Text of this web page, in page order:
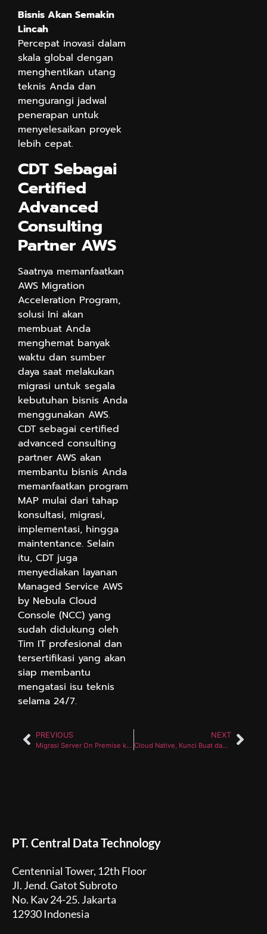
Bisnis Akan Semakin
Lincah
Percepat inovasi dalam
skala global dengan
menghentikan utang
teknis Anda dan
mengurangi jadwal
penerapan untuk
menyelesaikan proyek
lebih cepat.
CDT Sebagai
Certified
Advanced
Consulting
Partner AWS
Saatnya memanfaatkan
AWS Migration
Acceleration Program,
solusi Ini akan
membuat Anda
menghemat banyak
waktu dan sumber
daya saat melakukan
migrasi untuk segala
kebutuhan bisnis Anda
menggunakan AWS.
CDT sebagai certified
advanced consulting
partner AWS akan
membantu bisnis Anda
memanfaatkan program
MAP mulai dari tahap
konsultasi, migrasi,
implementasi, hingga
maintentance. Selain
itu, CDT juga
menyediakan layanan
Managed Service AWS
by Nebula Cloud
Console (NCC) yang
sudah didukung oleh
Tim IT profesional dan
tersertifikasi yang akan
siap membantu
mengatasi isu teknis
selama 24/7.
PREVIOUS
Migrasi Server On Premise ke Cloud Menggunakan AWS Migration Service (MGN) | Central Data Technology
NEXT
Cloud Native, Kunci Buat dan Kelola Aplikasi Jadi Mudah
PT. Central Data Technology
Centennial Tower, 12th Floor
Jl. Jend. Gatot Subroto
No. Kav 24-25. Jakarta
12930 Indonesia